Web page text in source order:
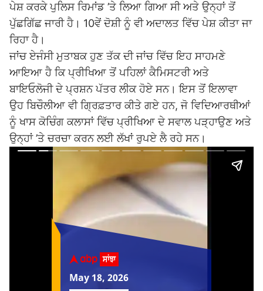
ਪੇਸ਼ ਕਰਕੇ ਪੁਲਿਸ ਰਿਮਾਂਡ ’ਤੇ ਲਿਆ ਗਿਆ ਸੀ ਅਤੇ ਉਨ੍ਹਾਂ ਤੋਂ
ਪੁੱਛਗਿੱਛ ਜਾਰੀ ਹੈ। 10ਵੇਂ ਦੋਸ਼ੀ ਨੂੰ ਵੀ ਅਦਾਲਤ ਵਿੱਚ ਪੇਸ਼ ਕੀਤਾ ਜਾ
ਰਿਹਾ ਹੈ।
ਜਾਂਚ ਏਜੰਸੀ ਮੁਤਾਬਕ ਹੁਣ ਤੱਕ ਦੀ ਜਾਂਚ ਵਿੱਚ ਇਹ ਸਾਹਮਣੇ
ਆਇਆ ਹੈ ਕਿ ਪ੍ਰੀਖਿਆ ਤੋਂ ਪਹਿਲਾਂ ਕੈਮਿਸਟਰੀ ਅਤੇ
ਬਾਇਓਲੋਜੀ ਦੇ ਪ੍ਰਸ਼ਨ ਪੱਤਰ ਲੀਕ ਹੋਏ ਸਨ। ਇਸ ਤੋਂ ਇਲਾਵਾ
ਉਹ ਬਿਚੌਲੀਆ ਵੀ ਗ੍ਰਿਫ਼ਤਾਰ ਕੀਤੇ ਗਏ ਹਨ, ਜੋ ਵਿਦਿਆਰਥੀਆਂ
ਨੂੰ ਖਾਸ ਕੋਚਿੰਗ ਕਲਾਸਾਂ ਵਿੱਚ ਪ੍ਰੀਖਿਆ ਦੇ ਸਵਾਲ ਪੜ੍ਹਾਉਣ ਅਤੇ
ਉਨ੍ਹਾਂ ’ਤੇ ਚਰਚਾ ਕਰਨ ਲਈ ਲੱਖਾਂ ਰੁਪਏ ਲੈ ਰਹੇ ਸਨ।